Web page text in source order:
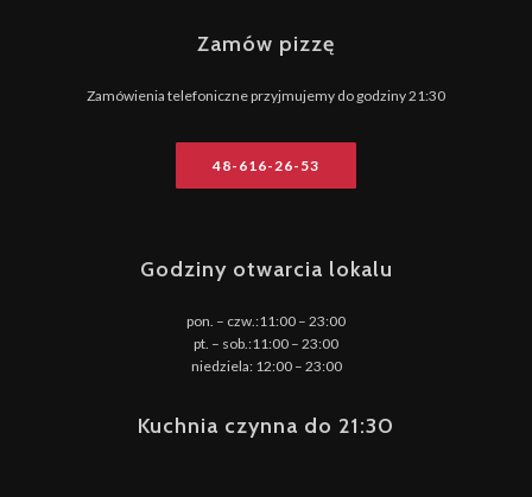
Zamów pizzę
Zamówienia telefoniczne przyjmujemy do godziny 21:30
48-616-26-53
Godziny otwarcia lokalu
pon. – czw.:11:00 – 23:00
pt. – sob.:11:00 – 23:00
niedziela: 12:00 – 23:00
Kuchnia czynna do 21:30